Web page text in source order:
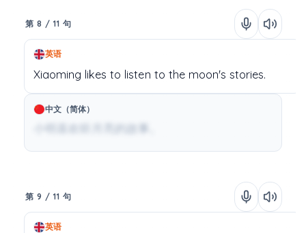
第 8 / 11 句
英语
Xiaoming likes to listen to the moon's stories.
中文（简体）
第 9 / 11 句
英语